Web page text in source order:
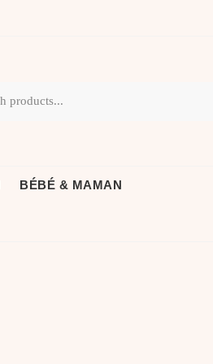
BÉBÉ & MAMAN